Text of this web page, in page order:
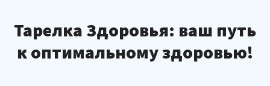
содержимому
Тарелка Здоровья: ваш путь
к оптимальному здоровью!